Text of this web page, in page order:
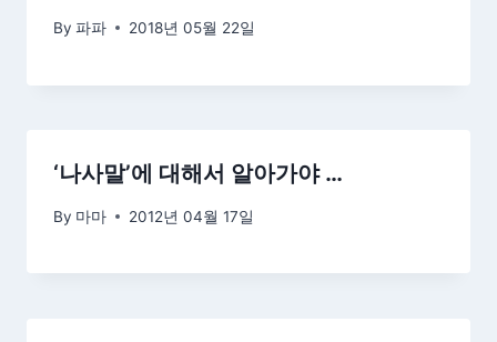
By 파파 2018년 05월 22일
‘나사말’에 대해서 알아가야 …
By 마마 2012년 04월 17일